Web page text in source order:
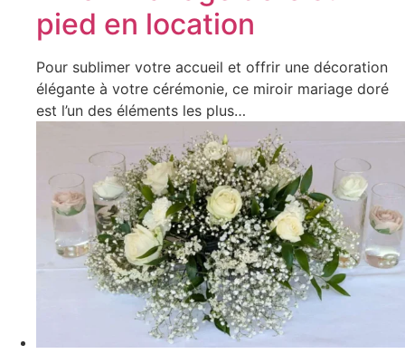
pied en location
Pour sublimer votre accueil et offrir une décoration
élégante à votre cérémonie, ce miroir mariage doré
est l’un des éléments les plus…